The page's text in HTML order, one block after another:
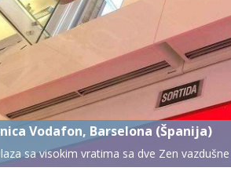
Spire, Varšava (Poljska)
u vertikalnoj poziciji Rund vazdušnih
zgradi